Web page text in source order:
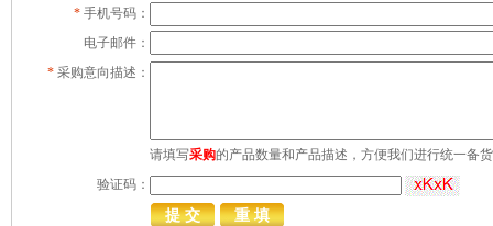
* 手机号码：
电子邮件：
* 采购意向描述：
请填写采购的产品数量和产品描述，方便我们进行统一备
验证码：